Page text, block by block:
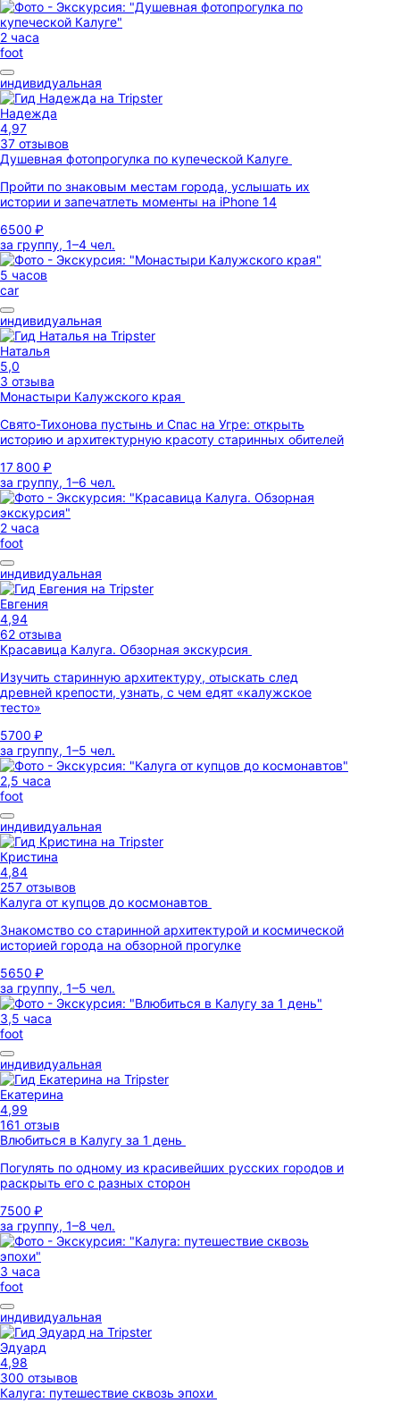
2 часа
foot
индивидуальная
Надежда
4,97
37 отзывов
Душевная фотопрогулка по купеческой Калуге
Пройти по знаковым местам города, услышать их
истории и запечатлеть моменты на iPhone 14
6500 ₽
за группу, 1–4 чел.
5 часов
car
индивидуальная
Наталья
5,0
3 отзыва
Монастыри Калужского края
Свято-Тихонова пустынь и Спас на Угре: открыть
историю и архитектурную красоту старинных обителей
17 800 ₽
за группу, 1–6 чел.
2 часа
foot
индивидуальная
Евгения
4,94
62 отзыва
Красавица Калуга. Обзорная экскурсия
Изучить старинную архитектуру, отыскать след
древней крепости, узнать, с чем едят «калужское
тесто»
5700 ₽
за группу, 1–5 чел.
2,5 часа
foot
индивидуальная
Кристина
4,84
257 отзывов
Калуга от купцов до космонавтов
Знакомство со старинной архитектурой и космической
историей города на обзорной прогулке
5650 ₽
за группу, 1–5 чел.
3,5 часа
foot
индивидуальная
Екатерина
4,99
161 отзыв
Влюбиться в Калугу за 1 день
Погулять по одному из красивейших русских городов и
раскрыть его с разных сторон
7500 ₽
за группу, 1–8 чел.
3 часа
foot
индивидуальная
Эдуард
4,98
300 отзывов
Калуга: путешествие сквозь эпохи